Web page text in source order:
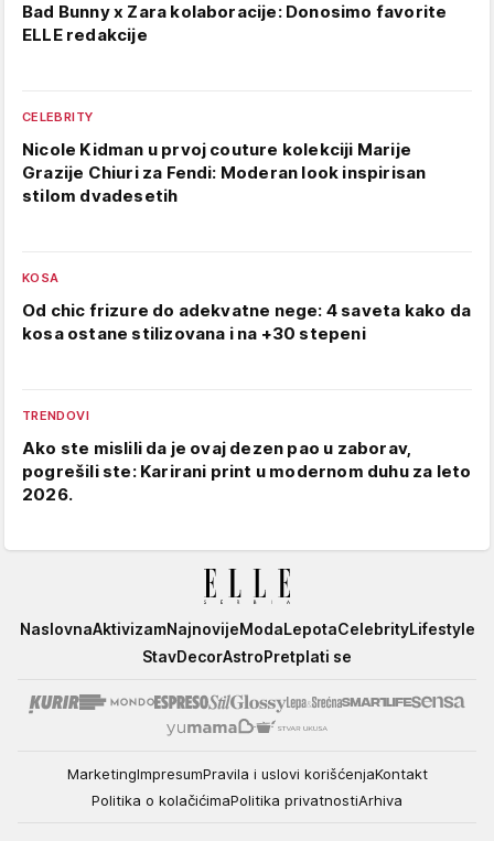
Bad Bunny x Zara kolaboracije: Donosimo favorite
ELLE redakcije
CELEBRITY
Nicole Kidman u prvoj couture kolekciji Marije
Grazije Chiuri za Fendi: Moderan look inspirisan
stilom dvadesetih
KOSA
Od chic frizure do adekvatne nege: 4 saveta kako da
kosa ostane stilizovana i na +30 stepeni
TRENDOVI
Ako ste mislili da je ovaj dezen pao u zaborav,
pogrešili ste: Karirani print u modernom duhu za leto
2026.
Elle
NaslovnaAktivizamNajnovijeModaLepotaCelebrityLifestyle
StavDecorAstroPretplati se
MarketingImpresumPravila i uslovi korišćenjaKontakt
Politika o kolačićimaPolitika privatnostiArhiva